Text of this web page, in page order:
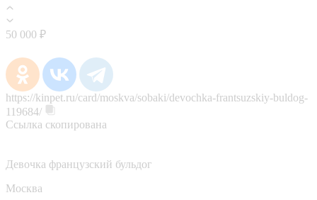
50 000 ₽
https://kinpet.ru/card/moskva/sobaki/devochka-frantsuzskiy-buldog-
119684/
Ссылка скопирована
Девочка французский бульдог
Москва